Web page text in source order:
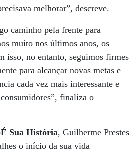
melhorar”, descreve.
caminho pela frente para
muito nos últimos anos, os
isso, no entanto, seguimos firmes
para alcançar novas metas e
cada vez mais interessante e
finaliza o
Sua História, Guilherme Prestes
o início da sua vida